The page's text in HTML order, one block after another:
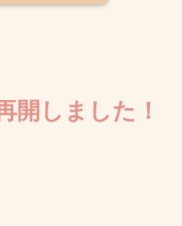
開しました！